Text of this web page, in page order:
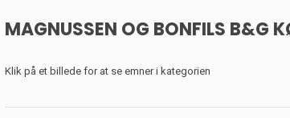
MAGNUSSEN OG BONFILS B&G
Klik på et billede for at se emner i kategorien